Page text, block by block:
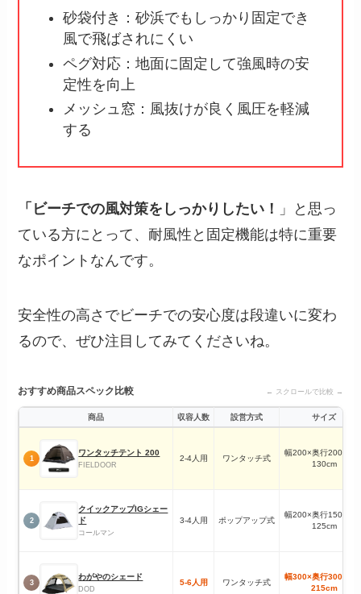
砂袋付き：砂浜でもしっかり固定でき
風で飛ばされにくい
ペグ対応：地面に固定して強風時の安
定性を向上
メッシュ窓：風抜けが良く風圧を軽減
する
「ビーチでの風対策をしっかりしたい！
」と思っ
ている方にとって、耐風性と固定機能は特に重要
なポイントなんです。
安全性の高さでビーチでの安心度は段違いに変わ
るので、ぜひ注目してみてくださいね。
おすすめ商品スペック比較 ← スクロールで比較 →
商品 収容人数 設営方式 サイズ
1
ワンタッチテント 200
FIELDOOR
2-4人用 ワンタッチ式
幅200×奥行200×高
130cm
2
クイックアップIGシェー
ド
コールマン
3-4人用 ポップアップ式
幅200×奥行150×高
125cm
3
わがやのシェード
DOD
5-6人用 ワンタッチ式
幅300×奥行300×高
215cm